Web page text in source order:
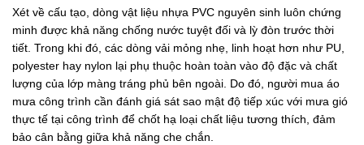
Xét về cấu tạo, dòng vật liệu nhựa PVC nguyên sinh luôn chứng
minh được khả năng chống nước tuyệt đối và lỳ đòn trước thời
tiết. Trong khi đó, các dòng vải mỏng nhẹ, linh hoạt hơn như PU,
polyester hay nylon lại phụ thuộc hoàn toàn vào độ đặc và chất
lượng của lớp màng tráng phủ bên ngoài. Do đó, người mua áo
mưa công trình cần đánh giá sát sao mật độ tiếp xúc với mưa gió
thực tế tại công trình để chốt hạ loại chất liệu tương thích, đảm
bảo cân bằng giữa khả năng che chắn.